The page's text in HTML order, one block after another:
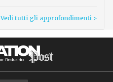
Vedi tutti gli approfondimenti >